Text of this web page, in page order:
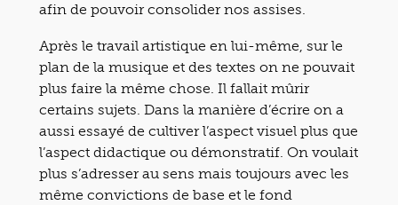
afin de pouvoir consolider nos assises.
Après le travail artistique en lui-même, sur le
plan de la musique et des textes on ne pouvait
plus faire la même chose. Il fallait mûrir
certains sujets. Dans la manière d’écrire on a
aussi essayé de cultiver l’aspect visuel plus que
l’aspect didactique ou démonstratif. On voulait
plus s’adresser au sens mais toujours avec les
même convictions de base et le fond